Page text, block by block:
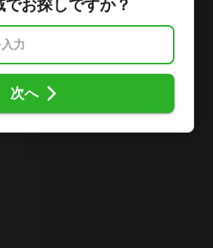
でお探しですか？
次へ